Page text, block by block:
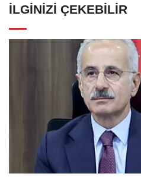
İLGINIZI ÇEKEBILIR